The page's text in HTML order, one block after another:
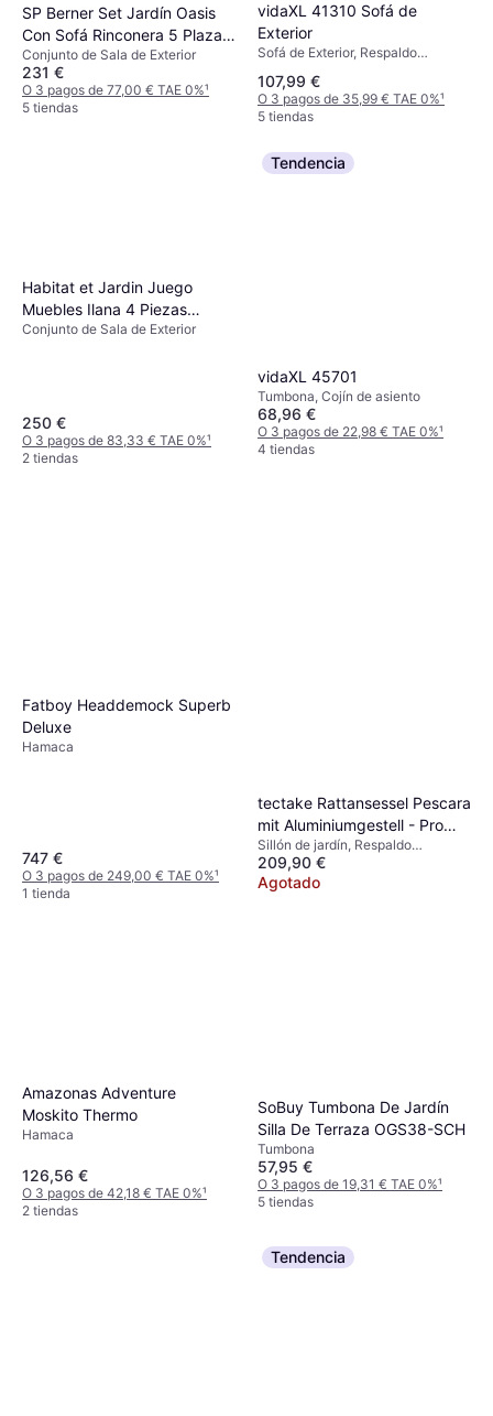
SP Berner Set Jardín Oasis
Con Sofá Rinconera 5 Plazas
Y Mesa De Centro - 72 cm
Conjunto de Sala de Exterior
Conjunto de Sala de Exterior
231 €
O 3 pagos de 77,00 € TAE 0%¹
5 tiendas
vidaXL 41310 Sofá de
Exterior
Sofá de Exterior, Respaldo
107,99 €
O 3 pagos de 35,99 € TAE 0%¹
5 tiendas
Habitat et Jardin Juego
Muebles Ilana 4 Piezas
Mimbre Negro Conjunto de
Conjunto de Sala de Exterior
250 €
O 3 pagos de 83,33 € TAE 0%¹
2 tiendas
Tendencia
vidaXL 45701
Tumbona, Cojín de asiento
68,96 €
O 3 pagos de 22,98 € TAE 0%¹
4 tiendas
Fatboy Headdemock Superb
Deluxe
Hamaca
747 €
O 3 pagos de 249,00 € TAE 0%¹
1 tienda
tectake Rattansessel Pescara
mit Aluminiumgestell - Pro
Stück Sillón de jardín
Sillón de jardín, Respaldo
Ajustable, Cojín de asiento
209,90 €
Agotado
Amazonas Adventure
Moskito Thermo
Hamaca
126,56 €
O 3 pagos de 42,18 € TAE 0%¹
2 tiendas
SoBuy Tumbona De Jardín
Silla De Terraza OGS38-SCH
Tumbona
57,95 €
O 3 pagos de 19,31 € TAE 0%¹
5 tiendas
Tendencia